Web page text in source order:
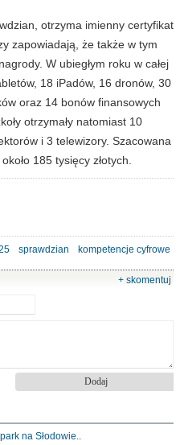
otrzyma imienny certyfikat
zapowiadają, że także w tym
W ubiegłym roku w całej
18 iPadów, 16 dronów, 30
oraz 14 bonów finansowych
otrzymały natomiast 10
i 3 telewizory. Szacowana
185 tysięcy złotych.
sprawdzian kompetencje cyfrowe
+ skomentuj
na Słodowie..